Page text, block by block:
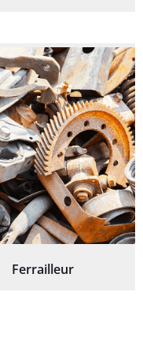
Ferrailleur